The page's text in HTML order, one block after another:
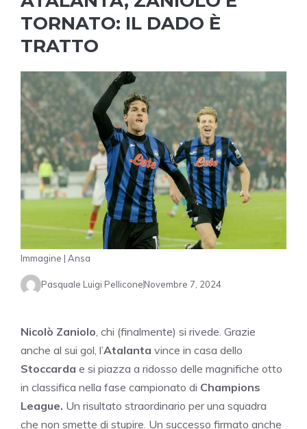
TORNATO: IL DADO È
TRATTO
Immagine | Ansa
Pasquale Luigi PelliconeNovembre 7, 2024
Nicolò Zaniolo , chi (finalmente) si rivede. Grazie
anche al sui gol, l’Atalanta vince in casa dello
Stoccarda e si piazza a ridosso delle magnifiche otto
in classifica nella fase campionato di Champions
League. Un risultato straordinario per una squadra
che non smette di stupire. Un successo firmato anche